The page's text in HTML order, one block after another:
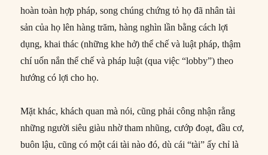
hoàn toàn hợp pháp, song chúng chứng tỏ họ đã nhân tài
sản của họ lên hàng trăm, hàng nghìn lần bằng cách lợi
dụng, khai thác (những khe hở) thể chế và luật pháp, thậm
chí uốn nắn thể chế và pháp luật (qua việc “lobby”) theo
hướng có lợi cho họ.
Mặt khác, khách quan mà nói, cũng phải công nhận rằng
những người siêu giàu nhờ tham nhũng, cướp đoạt, đầu cơ,
buôn lậu, cũng có một cái tài nào đó, dù cái “tài” ấy chỉ là